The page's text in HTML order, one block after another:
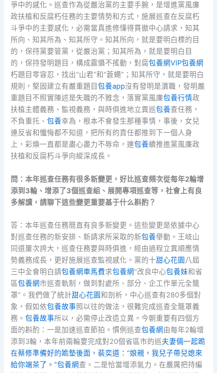
爭中的感化。巡查作為從嚴治黨的主要手腕，是增進黨風廉
政扶植和反腐朽任務的主要情勢和方式，施展巡查在反腐朽
斗爭中的主要感化，必需當真進修懂得貫徹中心請求，知其
所向、知其所為、知其所守。知其所向，就是要明白標的目
的，保持黨要管黨，從嚴治黨；知其所為，就是要明白目
的，保持發明題目，構成震懾不搖動，對腐包養網VIP包養網
朽題目零容忍，找出“山君”和“蒼蠅”；知其所守，就是要明白
規則，堅固建立有嚴重題目包養app沒有發明是瀆職，發明嚴
重題目不照實陳述是失職的不雅念，落實黨風廉包養行情政
扶植主體義務、監視義務，與時俱進地立異巡包養查任務，
不負重托、包養幸為，根本不會發生那種事情，事後，女兒
連反省和懺悔都不知道，把所有的責任都推到下一個人身
上，彩煥一直都是盡心盡力不辱命，連包養續推進黨風廉政
扶植和反腐朽斗爭向縱深成長。
問：本年巡查任務有很多新變更，好比巡查頻次從每年2輪增
添到3輪、增添了3個巡查組、展開專項巡查等，社會上有良
多解讀，請聊下這些變更重要基于什么斟酌？
答：本年巡查任務簡直有良多新變更。這些變更是依據中心
對巡查任務的新安排、新請求所采取的新包養舉動。王岐山
同道屢次誇大，巡查任務要與時俱進，經由過程立異順應情
勢義務成長，更好施展巡查監視感化。黨的十甜心花園八屆
三中全會明白請包養網車馬費求包養網“改良中心包養妹和省
區包養網市巡查軌制，做到對處所、部分、企工作單元全籠
罩”。我們做了統計甜心花園和剖析，中心巡查有280多個對
象，假如依包養故事照以往的做法，很難完成巡查全籠罩義
務。包養故事所以，必需停止改造立異。今朝重要有四個方
面的斟酌：一是加速巡查節拍。慣例巡查包養網由每年2輪增
添到3輪，本年前兩輪要完成對20個省區市的巡夫妻倆一起跪
在蔡修準備好的跪墊後面，裴奕道：“娘親，我兒子帶兒媳來
給你端茶了。”包養網查。二是恰當增添氣力。在嚴厲把持編